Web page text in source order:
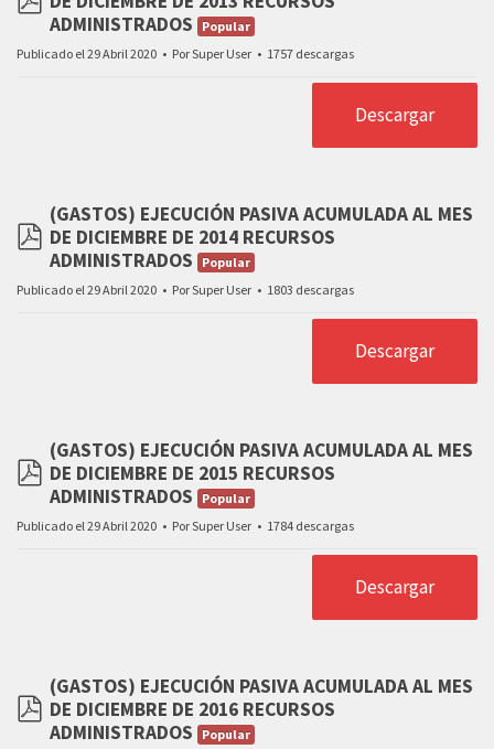
pdf
ADMINISTRADOS
Popular
Publicado el 29 Abril 2020
PorSuper User 1757 descargas
Descargar
pdf
(GASTOS) EJECUCIÓN PASIVA ACUMULADA AL MES
DE DICIEMBRE DE 2014 RECURSOS
ADMINISTRADOS
Popular
Publicado el 29 Abril 2020
PorSuper User 1803 descargas
Descargar
pdf
(GASTOS) EJECUCIÓN PASIVA ACUMULADA AL MES
DE DICIEMBRE DE 2015 RECURSOS
ADMINISTRADOS
Popular
Publicado el 29 Abril 2020
PorSuper User 1784 descargas
Descargar
pdf
(GASTOS) EJECUCIÓN PASIVA ACUMULADA AL MES
DE DICIEMBRE DE 2016 RECURSOS
ADMINISTRADOS
Popular